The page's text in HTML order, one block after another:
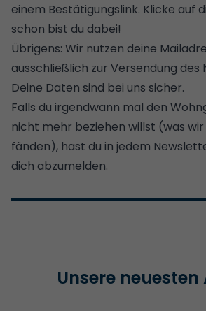
einem Bestätigungslink. Klicke auf
schon bist du dabei!
Übrigens: Wir nutzen deine
ausschließlich zur Versendung des
Deine Daten sind bei uns sicher.
Falls du irgendwann mal den
nicht mehr beziehen willst (was
fänden), hast du in jedem
dich abzumelden.
Unsere neuesten